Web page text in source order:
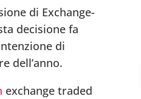
di Exchange-
decisione fa
di
dell’anno.
exchange traded